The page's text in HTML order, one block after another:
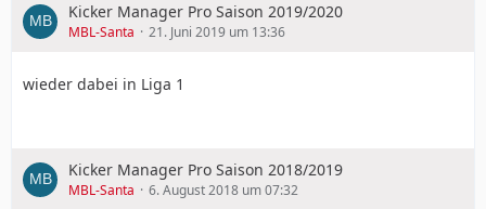
Kicker Manager Pro Saison 2019/2020
MBL-Santa 21. Juni 2019 um 13:36
wieder dabei in Liga 1
Kicker Manager Pro Saison 2018/2019
MBL-Santa 6. August 2018 um 07:32